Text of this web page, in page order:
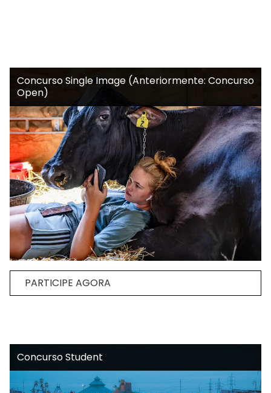
Concurso Single Image (Anteriormente: Concurso
Open)
PARTICIPE AGORA
Concurso Student